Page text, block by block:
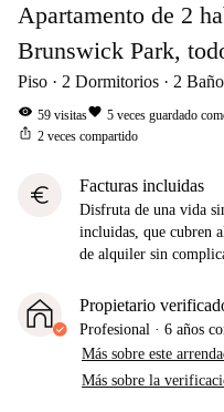
Apartamento de 2
Brunswick Park,
Piso 2 Dormitorios 2
visibility 59 visitasfavorite 5 veces guardado
ios_share 2 veces compartido
euro Facturas incluidas
Disfruta de una vida
incluidas, que cubren
de alquiler sin
Propietario
Profesional · 6 años
Más sobre este
Más sobre la